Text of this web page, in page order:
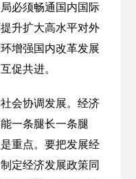
必须畅通国内国际
升扩大高水平对外
增强国内改革发展
促共进。
会协调发展。经济
一条腿长一条腿
重点。要把发展经
定经济发展政策同